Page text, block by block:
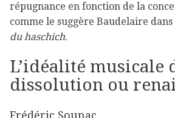
répugnance en fonction de la
comme le suggère Baudelaire dans
du haschich.
L’idéalité musicale
dissolution ou
Frédéric Sounac